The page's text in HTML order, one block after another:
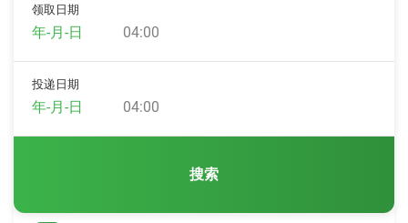
领取日期
04:00
投递日期
04:00
搜索